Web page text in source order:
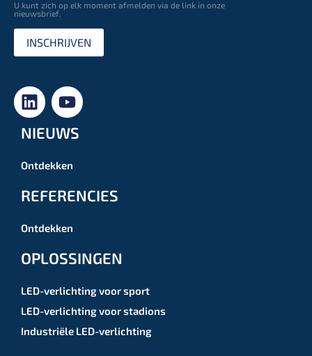
U kunt zich op elk moment afmelden via de link in onze
nieuwsbrief.
INSCHRIJVEN
NIEUWS
Ontdekken
REFERENCIES
Ontdekken
OPLOSSINGEN
LED-verlichting voor sport
LED-verlichting voor stadions
Industriële LED-verlichting